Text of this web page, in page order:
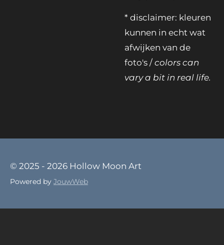
* disclaimer: kleuren
kunnen in echt wat
afwijken van de
foto's / colors can
vary a bit in real life.
© 2025 - 2026 Hollow Moon Art
Powered by JouwWeb